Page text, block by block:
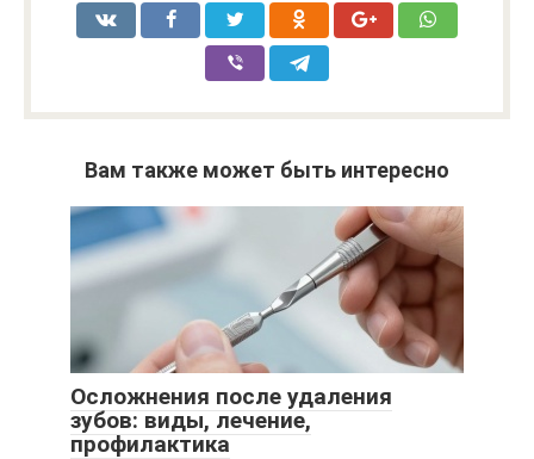
Вам также может быть интересно
Осложнения после удаления
зубов: виды, лечение,
профилактика